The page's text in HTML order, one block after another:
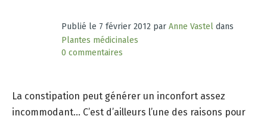
Publié le 7 février 2012par Anne Vasteldans
Plantes médicinales
0 commentaires
La constipation peut générer un inconfort assez
incommodant… C’est d’ailleurs l’une des raisons pour